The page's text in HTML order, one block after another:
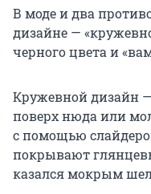
В моде и два
дизайне —
черного цвета и
Кружевной дизайн
поверх нюда или
с помощью
покрывают
казался мокрым